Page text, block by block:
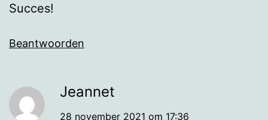
Succes!
Beantwoorden
Jeannet
28 november 2021 om 17:36